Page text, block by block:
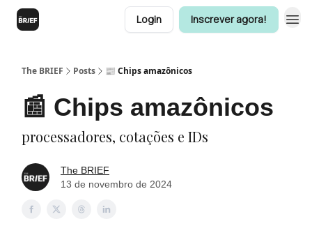
Login Inscrever agora!
The BRIEF Posts 📰 Chips amazônicos
📰 Chips amazônicos
processadores, cotações e IDs
The BRIEF
13 de novembro de 2024